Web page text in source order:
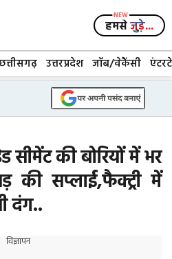
हमसेजुड़े...
उत्तरप्रदेश जॉब/वेकैंसी
सीमेंट की बोरियों में भर
की सप्लाई,फैक्ट्री में
दंग..
विज्ञापन